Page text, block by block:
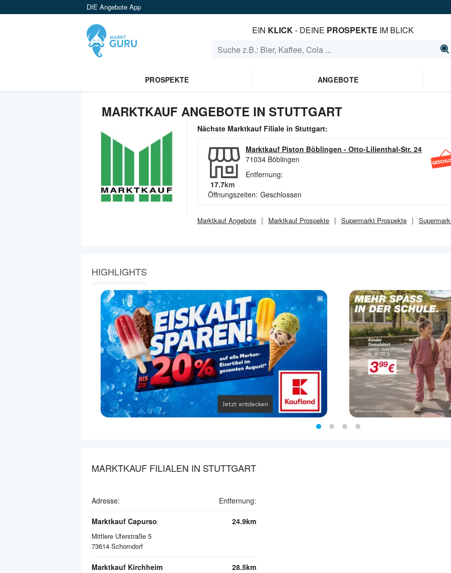
DIE Angebote App
EIN KLICK- DEINE PROSPEKTE IM BLICK
PROSPEKTE ANGEBOTE
MARKTKAUF ANGEBOTE IN STUTTGART
Nächste Marktkauf Filiale in Stuttgart:
Marktkauf Piston Böblingen - Otto-Lilienthal-Str. 24
71034 Böblingen
Entfernung:
17.7km
Öffnungszeiten: Geschlossen
Marktkauf Angebote Marktkauf Prospekte Supermarkt Prospekte
HIGHLIGHTS
MARKTKAUF FILIALEN IN STUTTGART
Adresse: Entfernung:
Marktkauf Capurso
Mittlere Uferstraße 5
73614 Schorndorf
24.9km
Marktkauf Kirchheim 28.5km